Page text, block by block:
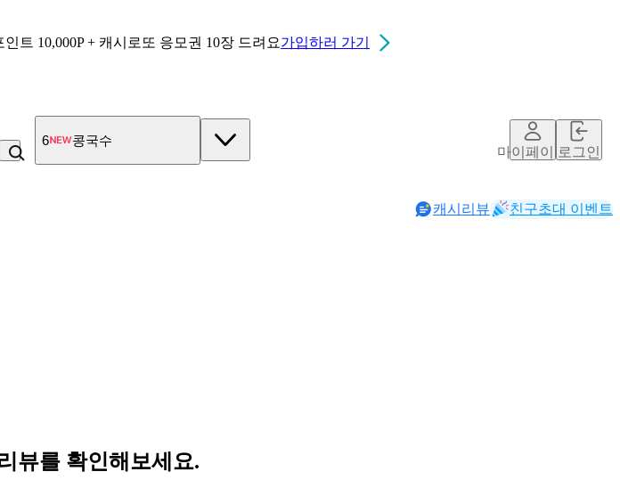
인트 10,000P + 캐시로또 응모권 10장 드려요가입하러 가기
6 콩국수
마이페이지로그인
캐시리뷰 친구초대 이벤트
뷰를 확인해보세요.